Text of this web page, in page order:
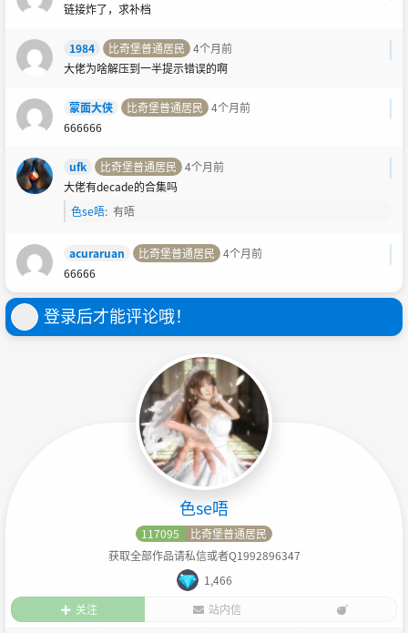
链接炸了，求补档
1984 比奇堡普通居民 4个月前
大佬为啥解压到一半提示错误的啊
蒙面大侠 比奇堡普通居民 4个月前
666666
ufk 比奇堡普通居民 4个月前
大佬有decade的合集吗
色se唔: 有唔
acuraruan 比奇堡普通居民 4个月前
66666
登录后才能评论哦！
色se唔
117095
比奇堡普通居民
获取全部作品请私信或者Q1992896347
1,466
关注
站内信